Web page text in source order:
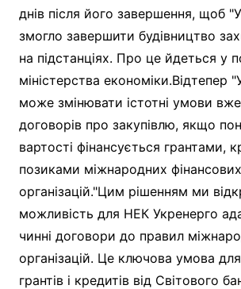
днів після його завершення, щоб
змогло завершити будівництво
на підстанціях. Про це йдеться у
міністерства економіки.Відтепер
може змінювати істотні умови
договорів про закупівлю, якщо
вартості фінансується грантами,
позиками міжнародних фінансових
організацій."Цим рішенням ми
можливість для НЕК Укренерго
чинні договори до правил
організацій. Це ключова умова
грантів і кредитів від Світового